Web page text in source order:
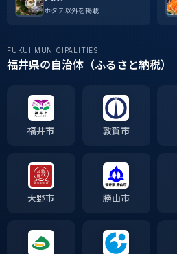
ホタテ以外を掲載
FUKUI MUNICIPALITIES
福井県の自治体（ふるさと納税）
福井市 敦賀市
大野市 勝山市